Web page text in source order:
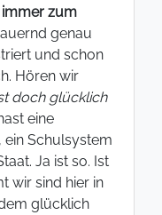
zum
genau
und schon
Hören wir
doch glücklich
eine
ein Schulsystem
Ja ist so. Ist
wir sind hier in
glücklich